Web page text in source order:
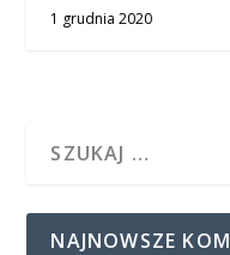
1 grudnia 2020
NAJNOWSZE